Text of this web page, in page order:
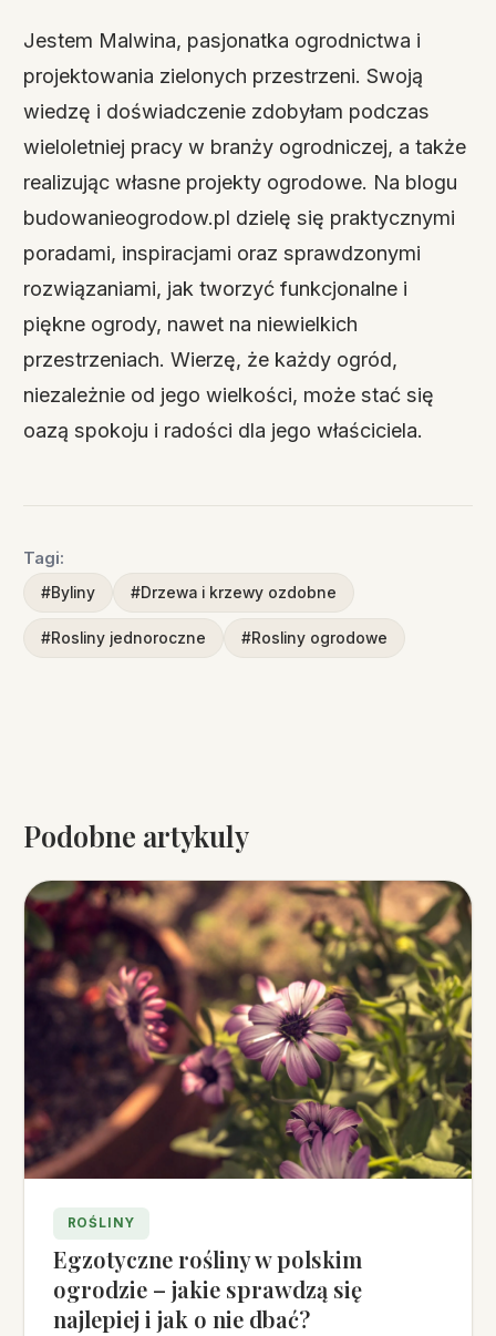
Jestem Malwina, pasjonatka ogrodnictwa i
projektowania zielonych przestrzeni. Swoją
wiedzę i doświadczenie zdobyłam podczas
wieloletniej pracy w branży ogrodniczej, a także
realizując własne projekty ogrodowe. Na blogu
budowanieogrodow.pl dzielę się praktycznymi
poradami, inspiracjami oraz sprawdzonymi
rozwiązaniami, jak tworzyć funkcjonalne i
piękne ogrody, nawet na niewielkich
przestrzeniach. Wierzę, że każdy ogród,
niezależnie od jego wielkości, może stać się
oazą spokoju i radości dla jego właściciela.
Tagi:
#Byliny #Drzewa i krzewy ozdobne
#Rosliny jednoroczne #Rosliny ogrodowe
Podobne artykuly
ROŚLINY
Egzotyczne rośliny w polskim
ogrodzie – jakie sprawdzą się
najlepiej i jak o nie dbać?